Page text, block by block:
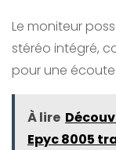
Le moniteur
stéréo intégré,
pour une
À lire
Epyc 8005